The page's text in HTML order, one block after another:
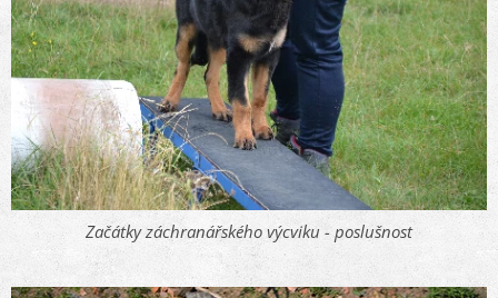
Začátky záchranářského výcviku - poslušnost